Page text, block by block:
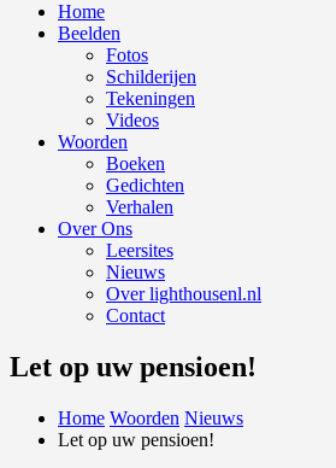
Home
Beelden
Fotos
Schilderijen
Tekeningen
Videos
Woorden
Boeken
Gedichten
Verhalen
Over Ons
Leersites
Nieuws
Over lighthousenl.nl
Contact
Let op uw pensioen!
Home Woorden Nieuws
Let op uw pensioen!